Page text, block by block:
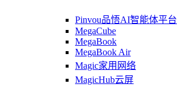
Pinvou品悟AI智能体平台
MegaCube
MegaBook
MegaBook Air
Magic家用网络
MagicHub云屏